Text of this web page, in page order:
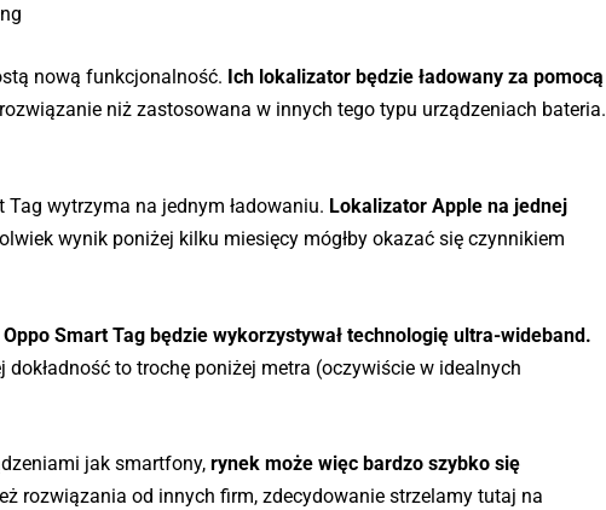
nową funkcjonalność. Ich lokalizator będzie ładowany za pomocą
niż zastosowana w innych tego typu urządzeniach bateria.
Tag wytrzyma na jednym ładowaniu. Lokalizator Apple na jednej
wynik poniżej kilku miesięcy mógłby okazać się czynnikiem
Oppo Smart Tag będzie wykorzystywał technologię ultra-wideband.
to trochę poniżej metra (oczywiście w idealnych
jak smartfony,rynek może więc bardzo szybko się
rozwiązania od innych firm, zdecydowanie strzelamy tutaj na